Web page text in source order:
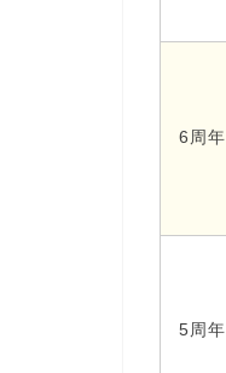
6周年
5周年